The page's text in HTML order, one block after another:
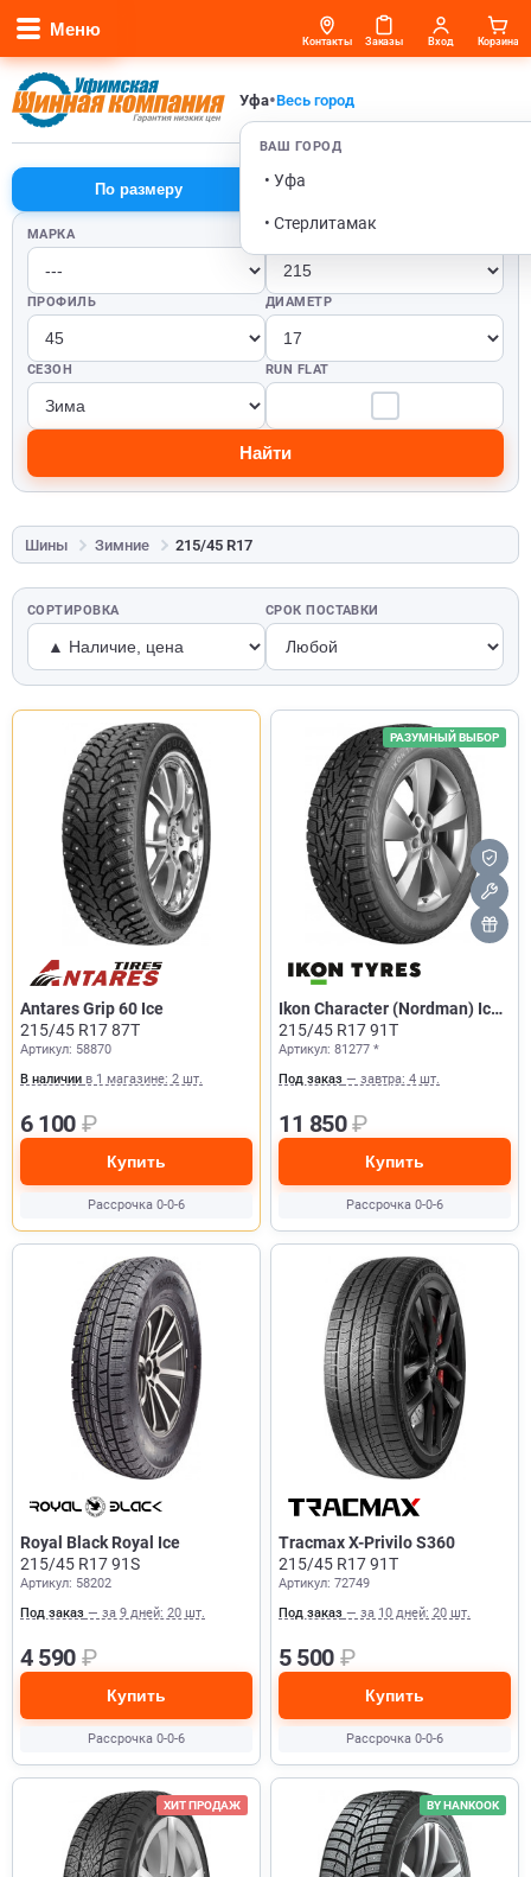
Меню
Уфа•Весь город
ВАШ ГОРОД
• Уфа
• Стерлитамак
Контакты Заказы Вход Корзина
По размеру
МАРКА ШИРИНА
ПРОФИЛЬ ДИАМЕТР
СЕЗОН RUN FLAT
Найти
Шины Зимние 215/45 R17
СОРТИРОВКА СРОК ПОСТАВКИ
Antares Grip 60 Ice
215/45 R17 87T
Артикул: 58870
В наличии в 1 магазине: 2 шт.
6 100 ₽
Купить
Рассрочка 0-0-6
РАЗУМНЫЙ ВЫБОР
Ikon Character (Nordman) Ice
7
215/45 R17 91T
Артикул: 81277 *
Под заказ — завтра: 4 шт.
11 850₽
Купить
Рассрочка 0-0-6
Royal Black Royal Ice
215/45 R17 91S
Артикул: 58202
Под заказ — за 9 дней: 20 шт.
4 590 ₽
Купить
Рассрочка 0-0-6
Tracmax X-Privilo S360
215/45 R17 91T
Артикул: 72749
Под заказ — за 10 дней: 20 шт.
5 500 ₽
Купить
Рассрочка 0-0-6
ХИТ ПРОДАЖ BY HANKOOK